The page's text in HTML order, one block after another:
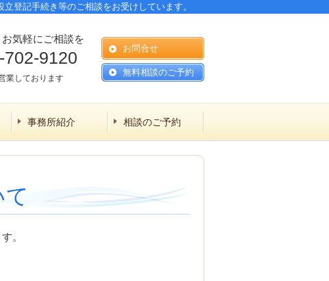
登記手続き等のご相談をお受けしています。
気軽にご相談を
702-9120
業しております
お問合せ
無料相談のご予約
事務所紹介 相談のご予約
。